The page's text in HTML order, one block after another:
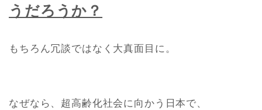
うだろうか？
もちろん冗談ではなく大真面目に。
なぜなら、超高齢化社会に向かう日本で、